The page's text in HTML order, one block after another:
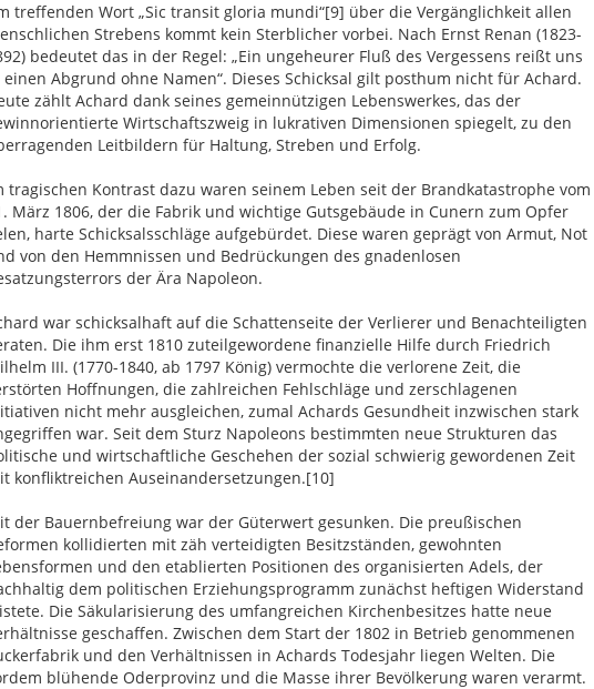
treffenden Wort „Sic transit gloria mundi“[9] über die Vergänglichkeit allen
Strebens kommt kein Sterblicher vorbei. Nach Ernst Renan (1823-
bedeutet das in der Regel: „Ein ungeheurer Fluß des Vergessens reißt uns
einen Abgrund ohne Namen“. Dieses Schicksal gilt posthum nicht für Achard.
zählt Achard dank seines gemeinnützigen Lebenswerkes, das der
Wirtschaftszweig in lukrativen Dimensionen spiegelt, zu den
Leitbildern für Haltung, Streben und Erfolg.
tragischen Kontrast dazu waren seinem Leben seit der Brandkatastrophe vom
März 1806, der die Fabrik und wichtige Gutsgebäude in Cunern zum Opfer
harte Schicksalsschläge aufgebürdet. Diese waren geprägt von Armut, Not
von den Hemmnissen und Bedrückungen des gnadenlosen
der Ära Napoleon.
war schicksalhaft auf die Schattenseite der Verlierer und Benachteiligten
Die ihm erst 1810 zuteilgewordene finanzielle Hilfe durch Friedrich
III. (1770-1840, ab 1797 König) vermochte die verlorene Zeit, die
Hoffnungen, die zahlreichen Fehlschläge und zerschlagenen
nicht mehr ausgleichen, zumal Achards Gesundheit inzwischen stark
war. Seit dem Sturz Napoleons bestimmten neue Strukturen das
und wirtschaftliche Geschehen der sozial schwierig gewordenen Zeit
konfliktreichen Auseinandersetzungen.[10]
der Bauernbefreiung war der Güterwert gesunken. Die preußischen
kollidierten mit zäh verteidigten Besitzständen, gewohnten
und den etablierten Positionen des organisierten Adels, der
dem politischen Erziehungsprogramm zunächst heftigen Widerstand
Die Säkularisierung des umfangreichen Kirchenbesitzes hatte neue
geschaffen. Zwischen dem Start der 1802 in Betrieb genommenen
und den Verhältnissen in Achards Todesjahr liegen Welten. Die
blühende Oderprovinz und die Masse ihrer Bevölkerung waren verarmt.